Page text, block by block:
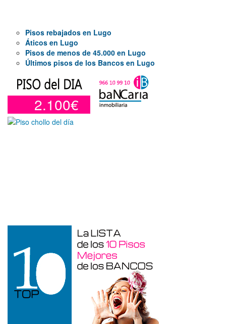
Pisos rebajados en Lugo
Áticos en Lugo
Pisos de menos de 45.000 en Lugo
Últimos pisos de los Bancos en Lugo
2.100€